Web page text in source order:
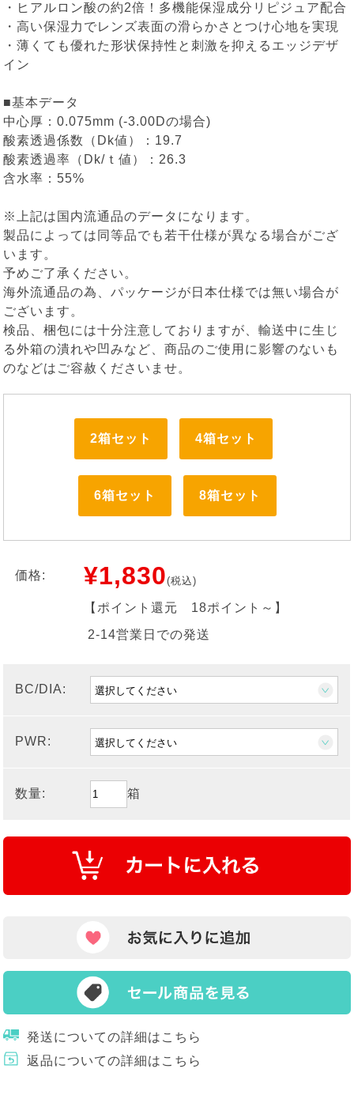
・ヒアルロン酸の約2倍！多機能保湿成分リピジュア配合
・高い保湿力でレンズ表面の滑らかさとつけ心地を実現
・薄くても優れた形状保持性と刺激を抑えるエッジデザ
イン
■基本データ
中心厚：0.075mm (-3.00Dの場合)
酸素透過係数（Dk値）：19.7
酸素透過率（Dk/ｔ値）：26.3
含水率：55%
※上記は国内流通品のデータになります。
製品によっては同等品でも若干仕様が異なる場合がござ
います。
予めご了承ください。
海外流通品の為、パッケージが日本仕様では無い場合が
ございます。
検品、梱包には十分注意しておりますが、輸送中に生じ
る外箱の潰れや凹みなど、商品のご使用に影響のないも
のなどはご容赦くださいませ。
2箱セット 4箱セット
6箱セット 8箱セット
価格: ¥1,830(税込)
【ポイント還元 18ポイント～ 】
2-14営業日での発送
BC/DIA:
PWR:
数量: 箱
発送についての詳細はこちら
返品についての詳細はこちら